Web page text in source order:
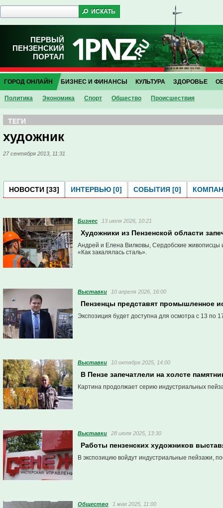
ПЕРВЫЙ
ПЕНЗЕНСКИЙ
ПОРТАЛ
ГОРОД ОНЛАЙН
Политика Экономика Спорт Общество Проиcшествия
БИЗНЕС И ФИНАНСЫ КУЛЬТУРА ЗДОРОВЬЕ
ТЕГИ
художник
27 сентября 2013, 11:31
НОВОСТИ [33] ИНТЕРВЬЮ [0] СОБЫТИЯ [0]
Бизнес 13 июля 2026, 10:21
Художники из Пензенской области
Андрей и Елена Вилковы, Сердобские живописцы
«Как закалялась сталь».
Выставки 10 апреля 2026, 16:00
Пензенцы представят промышленное
Экспозиция будет доступна для осмотра с 13 по
Выставки 10 октября 2025, 14:00
В Пензе запечатлели на холсте
Картина продолжает серию индустриальных
Выставки 28 июля 2025, 13:30
Работы пензенских художников
В экспозицию войдут индустриальные пейзажи,
Общество 1 мая 2025, 11:00